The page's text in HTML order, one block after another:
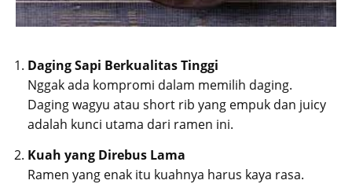
Daging Sapi Berkualitas Tinggi
Nggak ada kompromi dalam memilih daging.
Daging wagyu atau short rib yang empuk dan juicy
adalah kunci utama dari ramen ini.
Kuah yang Direbus Lama
Ramen yang enak itu kuahnya harus kaya rasa.